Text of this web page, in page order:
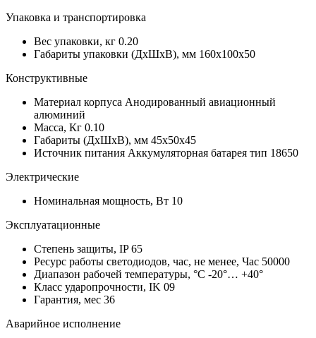
Упаковка и транспортировка
Вес упаковки, кг 0.20
Габариты упаковки (ДхШхВ), мм 160х100х50
Конструктивные
Материал корпуса Анодированный авиационный
алюминий
Масса, Кг 0.10
Габариты (ДхШхВ), мм 45х50х45
Источник питания Аккумуляторная батарея тип 18650
Электрические
Номинальная мощность, Вт 10
Эксплуатационные
Степень защиты, IP65
Ресурс работы светодиодов, час, не менее, Час 50000
Диапазон рабочей температуры, °С -20°… +40°
Класс ударопрочности, IK 09
Гарантия, мес 36
Аварийное исполнение